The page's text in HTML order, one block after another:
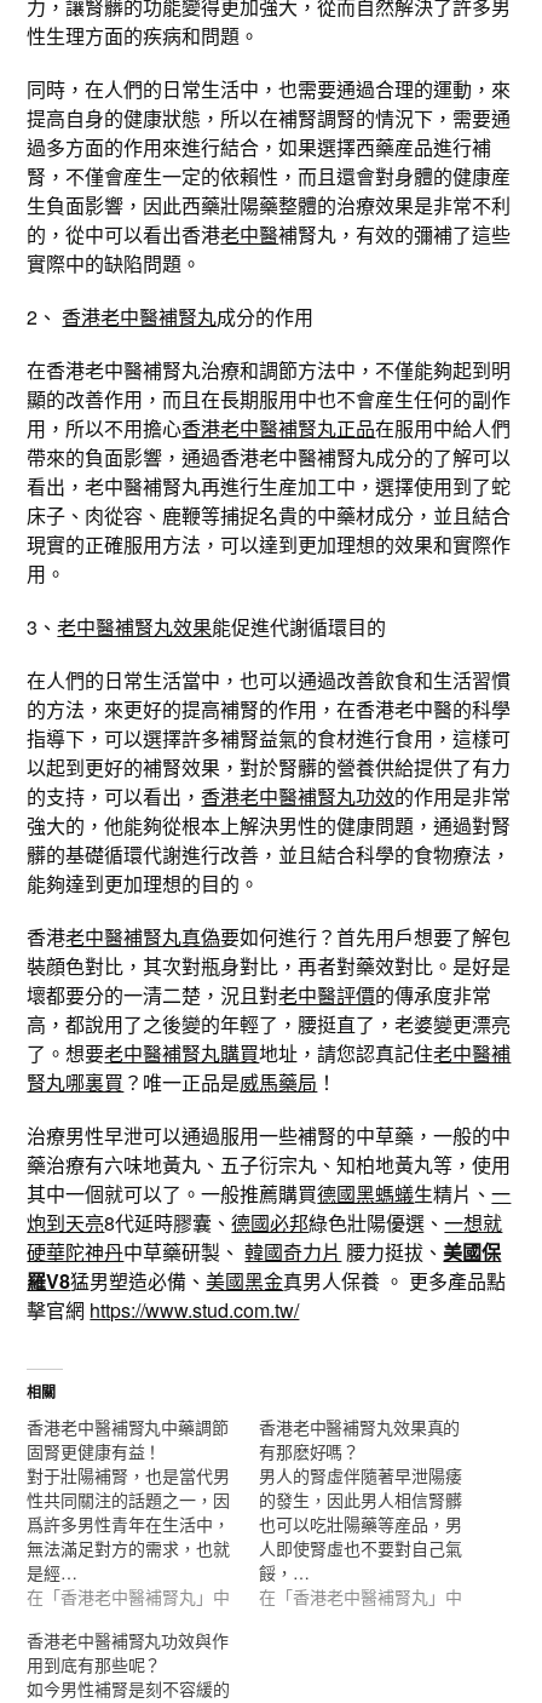
力，讓腎髒的功能變得更加強大，從而自然解決了許多男
性生理方面的疾病和問題。
同時，在人們的日常生活中，也需要通過合理的運動，來
提高自身的健康狀態，所以在補腎調腎的情況下，需要通
過多方面的作用來進行結合，如果選擇西藥産品進行補
腎，不僅會産生一定的依賴性，而且還會對身體的健康産
生負面影響，因此西藥壯陽藥整體的治療效果是非常不利
的，從中可以看出香港老中醫補腎丸，有效的彌補了這些
實際中的缺陷問題。
2、香港老中醫補腎丸成分的作用
在香港老中醫補腎丸治療和調節方法中，不僅能夠起到明
顯的改善作用，而且在長期服用中也不會産生任何的副作
用，所以不用擔心香港老中醫補腎丸正品在服用中給人們
帶來的負面影響，通過香港老中醫補腎丸成分的了解可以
看出，老中醫補腎丸再進行生産加工中，選擇使用到了蛇
床子、肉從容、鹿鞭等捕捉名貴的中藥材成分，並且結合
現實的正確服用方法，可以達到更加理想的效果和實際作
用。
3、老中醫補腎丸效果能促進代謝循環目的
在人們的日常生活當中，也可以通過改善飲食和生活習慣
的方法，來更好的提高補腎的作用，在香港老中醫的科學
指導下，可以選擇許多補腎益氣的食材進行食用，這樣可
以起到更好的補腎效果，對於腎髒的營養供給提供了有力
的支持，可以看出，香港老中醫補腎丸功效的作用是非常
強大的，他能夠從根本上解決男性的健康問題，通過對腎
髒的基礎循環代謝進行改善，並且結合科學的食物療法，
能夠達到更加理想的目的。
香港老中醫補腎丸真偽要如何進行？首先用戶想要了解包
裝顔色對比，其次對瓶身對比，再者對藥效對比。是好是
壞都要分的一清二楚，況且對老中醫評價的傳承度非常
高，都說用了之後變的年輕了，腰挺直了，老婆變更漂亮
了。想要老中醫補腎丸購買地址，請您認真記住老中醫補
腎丸哪裏買 ？唯一正品是威馬藥局 ！
治療男性早泄可以通過服用一些補腎的中草藥，一般的中
藥治療有六味地黃丸、五子衍宗丸、知柏地黃丸等，使用
其中一個就可以了。一般推薦購買德國黑螞蟻生精片、一
炮到天亮8代延時膠囊、德國必邦綠色壯陽優選、一想就
硬華陀神丹中草藥研製、 韓國奇力片 腰力挺拔、美國保
羅V8猛男塑造必備、美國黑金真男人保養 。 更多產品點
擊官網 https://www.stud.com.tw/
相關
香港老中醫補腎丸中藥調節
固腎更健康有益！
對于壯陽補腎，也是當代男
性共同關注的話題之一，因
爲許多男性青年在生活中，
無法滿足對方的需求，也就
是經…
在「香港老中醫補腎丸」中
香港老中醫補腎丸效果真的
有那麽好嗎？
男人的腎虛伴隨著早泄陽痿
的發生，因此男人相信腎髒
也可以吃壯陽藥等産品，男
人即使腎虛也不要對自己氣
餒，…
在「香港老中醫補腎丸」中
香港老中醫補腎丸功效與作
用到底有那些呢？
如今男性補腎是刻不容緩的